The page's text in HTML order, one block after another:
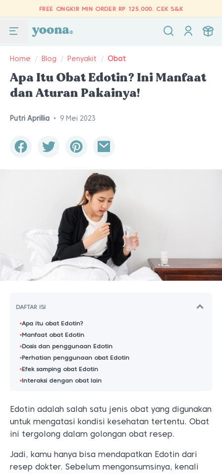
FREE ONGKIR MIN ORDER RP 125.000. CEK S&K
Home / Blog / Penyakit / Obat
Apa Itu Obat Edotin? Ini Manfaat
dan Aturan Pakainya!
Putri Aprillia • 9 Mei 2023
DAFTAR ISI
Apa itu obat Edotin?
Manfaat obat Edotin
Dosis dan penggunaan Edotin
Perhatian penggunaan obat Edotin
Efek samping obat Edotin
Interaksi dengan obat lain
Edotin adalah salah satu jenis obat yang digunakan
untuk mengatasi kondisi kesehatan tertentu. Obat
ini tergolong dalam golongan obat resep.
Jadi, kamu hanya bisa mendapatkan Edotin dari
resep dokter. Sebelum mengonsumsinya, kenali